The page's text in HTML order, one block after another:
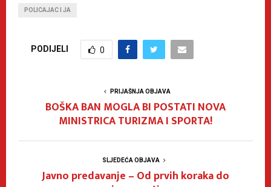
POLICAJAC I JA
PODIJELI 0
PRIJAŠNJA OBJAVA
BOŠKA BAN MOGLA BI POSTATI NOVA
MINISTRICA TURIZMA I SPORTA!
SLJEDEĆA OBJAVA
Javno predavanje – Od prvih koraka do